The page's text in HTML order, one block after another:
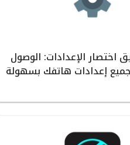
اختصار الإعدادات: الوصول
إعدادات هاتفك بسهولة